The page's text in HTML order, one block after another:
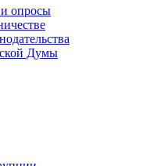
опросы
Думы